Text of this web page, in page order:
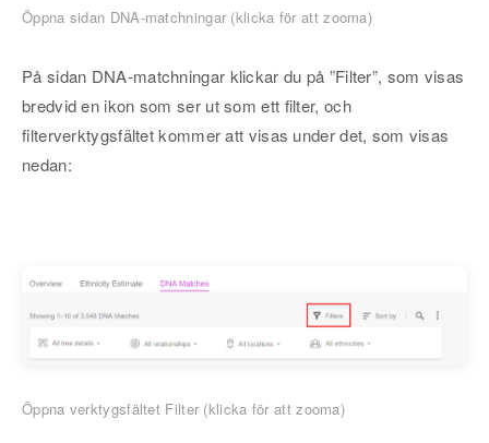
Öppna sidan DNA-matchningar (klicka för att zooma)
På sidan DNA-matchningar klickar du på ”Filter”, som visas
bredvid en ikon som ser ut som ett filter, och
filterverktygsfältet kommer att visas under det, som visas
nedan:
Öppna verktygsfältet Filter (klicka för att zooma)